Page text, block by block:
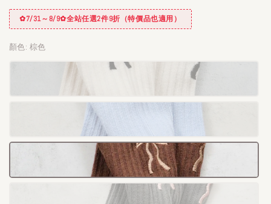
✿7/31～8/9✿全站任選2件9折（特價品也適用）
顏色: 棕色